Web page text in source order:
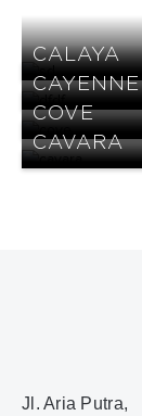
CALAYA
CAYENNE
COVE
CAVARA
Jl. Aria Putra,